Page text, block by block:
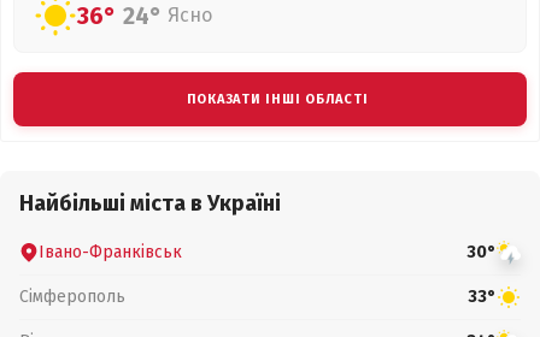
36° 24° Ясно
ПОКАЗАТИ ІНШІ ОБЛАСТІ
Найбільші міста в Україні
Івано-Франківськ 30°
Сімферополь 33°